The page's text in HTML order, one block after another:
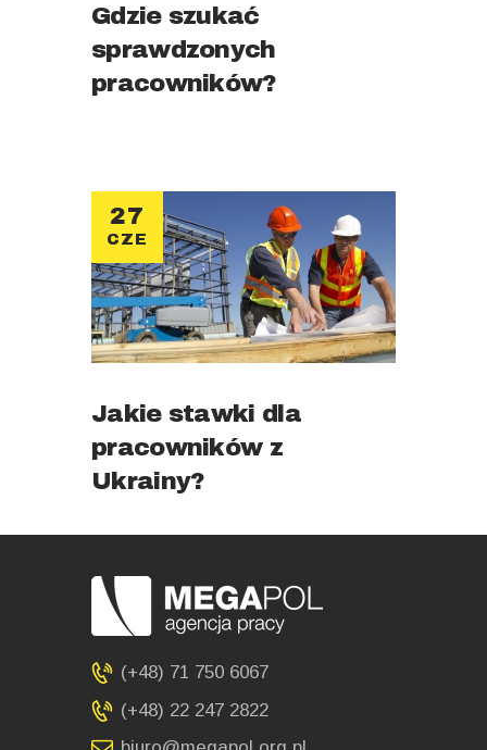
Gdzie szukać
sprawdzonych
pracowników?
27
CZE
Jakie stawki dla
pracowników z
Ukrainy?
(+48) 71 750 6067
(+48) 22 247 2822